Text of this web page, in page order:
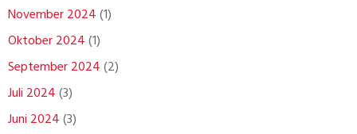
November 2024(1)
Oktober 2024(1)
September 2024(2)
Juli 2024(3)
Juni 2024(3)